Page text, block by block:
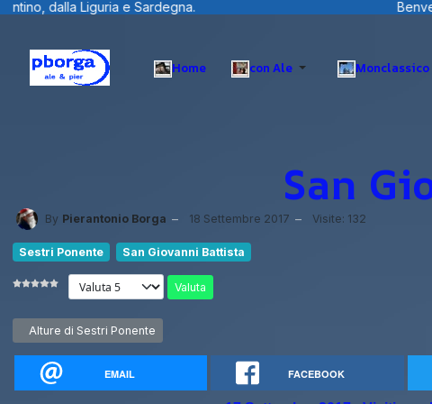
Benvenuti visitatori ... fotografie,
Home con Ale Monclassico
San
By Pierantonio Borga 18 Settembre 2017 Visite: 132
Sestri Ponente San Giovanni Battista
Valuta
Articolo precedente: Alture di Sestri Ponente
Alture di Sestri Ponente
EMAIL FACEBOOK